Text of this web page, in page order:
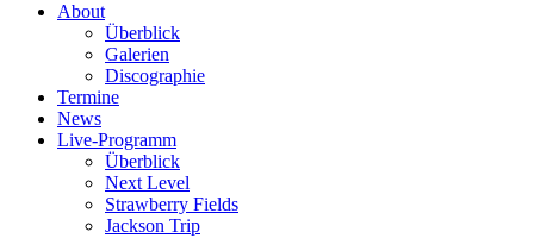
About
Überblick
Galerien
Discographie
Termine
News
Live-Programm
Überblick
Next Level
Strawberry Fields
Jackson Trip